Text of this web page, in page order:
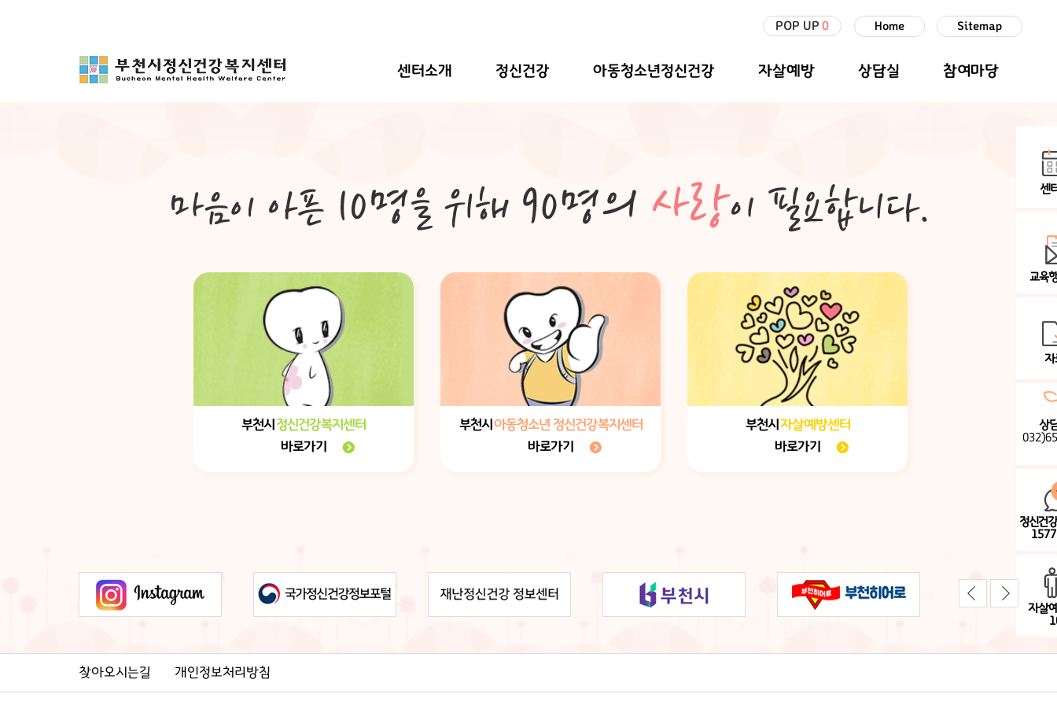
POP UP 0 Home Sitemap
센터소개 정신건강 아동청소년정신건강 자살예방 상담실 참여마당
부천시 정신건강복지센터
바로가기
부천시 아동청소년 정신건강복지센터
바로가기
부천시 자살예방센터
바로가기
센
교육
자
상
정신건
자살
찾아오시는길 개인정보처리방침